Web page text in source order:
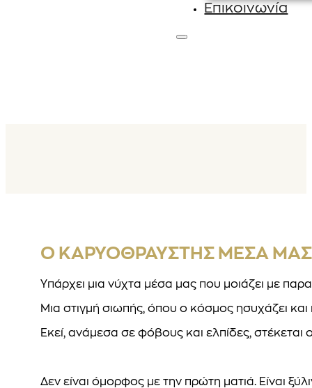
Επικοινωνία
Ο ΚΑΡΥΟΘΡΑΎΣΤΗΣ ΜΈΣΑ ΜΑΣ
Υπάρχει μια νύχτα μέσα μας που μοιάζει με
Μια στιγμή σιωπής, όπου ο κόσμος ησυχάζει
Εκεί, ανάμεσα σε φόβους και ελπίδες,
Δεν είναι όμορφος με την πρώτη ματιά. Είναι